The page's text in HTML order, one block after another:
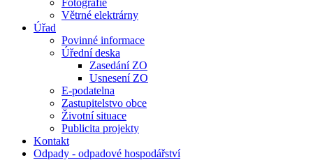
Fotografie
Větrné elektrárny
Úřad
Povinné informace
Úřední deska
Zasedání ZO
Usnesení ZO
E-podatelna
Zastupitelstvo obce
Životní situace
Publicita projekty
Kontakt
Odpady - odpadové hospodářství